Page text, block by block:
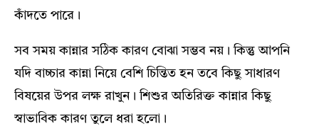
কাঁদতে পারে।
সব সময় কান্নার সঠিক কারণ বোঝা সম্ভব নয়। কিন্তু আপনি
যদি বাচ্চার কান্না নিয়ে বেশি চিন্তিত হন তবে কিছু সাধারণ
বিষয়ের উপর লক্ষ রাখুন। শিশুর অতিরিক্ত কান্নার কিছু
স্বাভাবিক কারণ তুলে ধরা হলো।